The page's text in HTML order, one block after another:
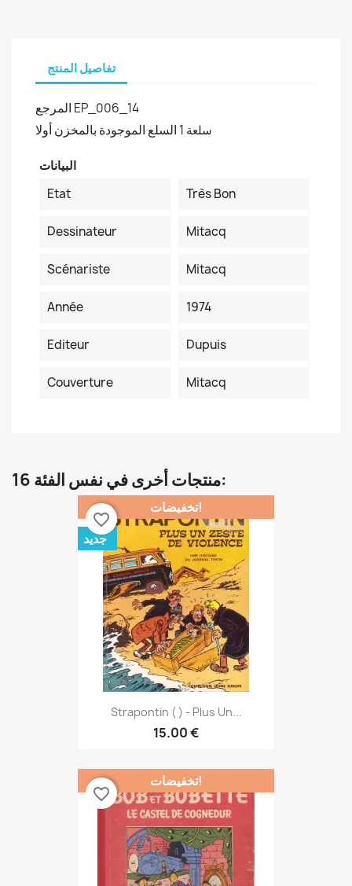
تفاصيل المنتج
المرجع EP_006_14
السلع الموجودة بالمخزن أولا 1 سلعة
البيانات
Etat
Très Bon
Dessinateur Mitacq
Scénariste Mitacq
Année 1974
Editeur Dupuis
Couverture Mitacq
16 منتجات أخرى في نفس الفئة:
Strapontin ( ) - Plus Un...
15.00 €
تخفيضات!
جديد
favorite_border
تخفيضات!
favorite_border